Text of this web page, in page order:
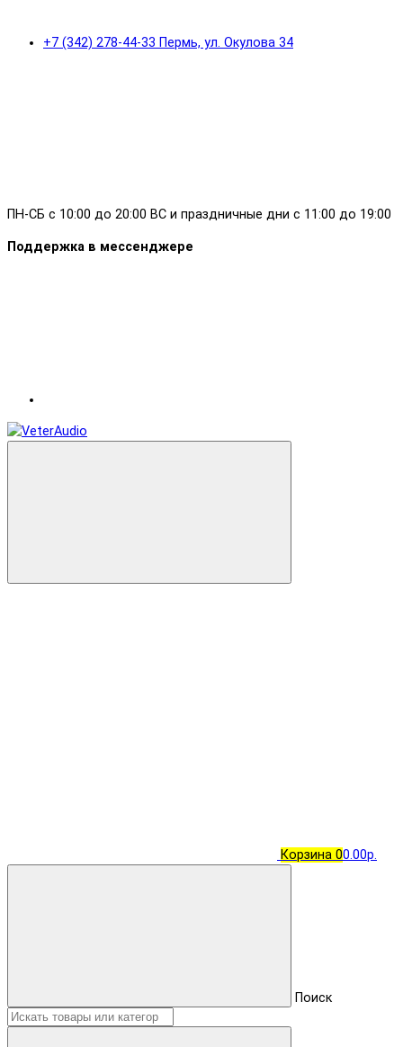
+7 (342) 278-44-33 Пермь, ул. Окулова 34
ПН-СБ с 10:00 до 20:00 ВС и праздничные дни с 11:00 до 19:00
Поддержка в мессенджере
Корзина 00.00р.
Поиск